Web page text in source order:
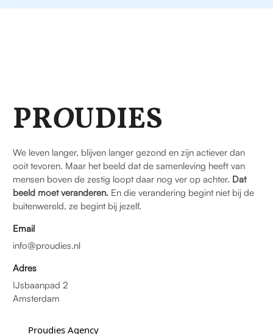
PROUDIES
We leven langer, blijven langer gezond en zijn actiever dan
ooit tevoren. Maar het beeld dat de samenleving heeft van
mensen boven de zestig loopt daar nog ver op achter. Dat
beeld moet veranderen. En die verandering begint niet bij de
buitenwereld, ze begint bij jezelf.
Email
info@proudies.nl
Adres
IJsbaanpad 2
Amsterdam
Proudies Agency